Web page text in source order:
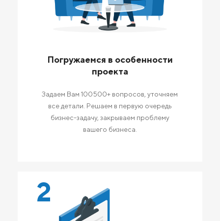
Погружаемся в особенности
проекта
Задаем Вам 100500+ вопросов, уточняем
все детали. Решаем в первую очередь
бизнес-задачу, закрываем проблему
вашего бизнеса.
2